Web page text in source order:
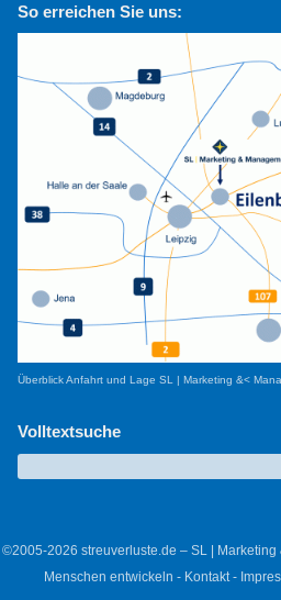
So erreichen Sie uns:
Überblick Anfahrt und Lage SL | Marketing &<
Volltextsuche
©2005-2026 streuverluste.de – SL |
Menschen entwickeln - Kontakt-